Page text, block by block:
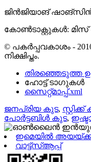
ജിൻജിയാങ്
കോൺടാക്റ്റുകൾ:
© പകർപ്പവകാശം -
നിക്ഷിപ്തം.
തിരഞ്ഞെടുത്ത
ഹോട്ട് ടാഗുകൾ
സൈറ്റ്മാപ്പ്.xml
ജനപ്രിയ കുട,
പോർട്ടബിൾ കുട,
ഇമെയിൽ
വാട്ട്‌സ്ആപ്പ്